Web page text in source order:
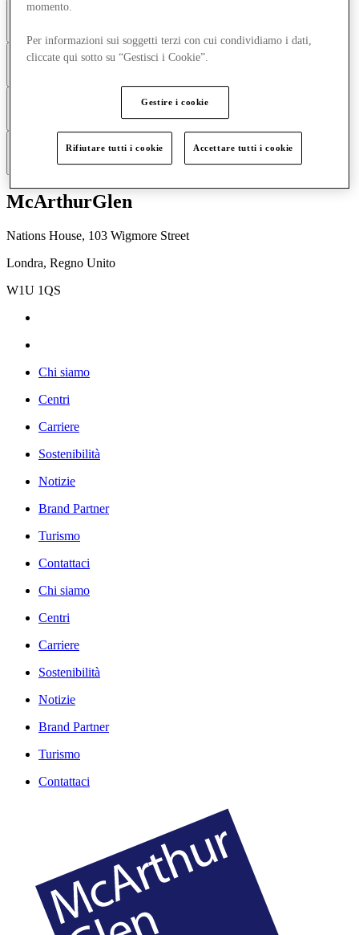
Modifiche alla presente Informativa sui Cookie
Come potete contattarci?
Le nostre società del Gruppo
McArthurGlen
Nations House, 103 Wigmore Street
Londra, Regno Unito
W1U 1QS
Chi siamo
Centri
Carriere
Sostenibilità
Notizie
Brand Partner
Turismo
Contattaci
Chi siamo
Centri
Carriere
Sostenibilità
Notizie
Brand Partner
Turismo
Contattaci
momento.
Per informazioni sui soggetti terzi con cui condividiamo i dati,
cliccate qui sotto su “Gestisci i Cookie”.
Gestire i cookie
Rifiutare tutti i cookie Accettare tutti i cookie